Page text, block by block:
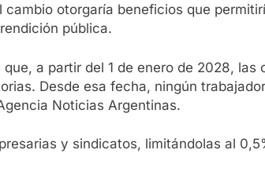
otorgaría beneficios que
pública.
a partir del 1 de enero de 2028,
Desde esa fecha, ningún
Noticias Argentinas.
y sindicatos, limitándolas al